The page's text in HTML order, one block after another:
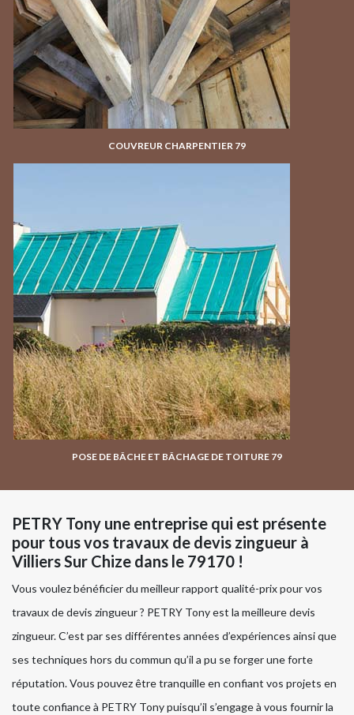
COUVREUR CHARPENTIER 79
POSE DE BÂCHE ET BÂCHAGE DE TOITURE 79
PETRY Tony une entreprise qui est présente
pour tous vos travaux de devis zingueur à
Villiers Sur Chize dans le 79170 !
Vous voulez bénéficier du meilleur rapport qualité-prix pour vos
travaux de devis zingueur ? PETRY Tony est la meilleure devis
zingueur. C’est par ses différentes années d’expériences ainsi que
ses techniques hors du commun qu’il a pu se forger une forte
réputation. Vous pouvez être tranquille en confiant vos projets en
toute confiance à PETRY Tony puisqu’il s’engage à vous fournir la